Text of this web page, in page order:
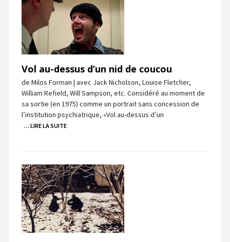
Vol au-dessus d’un nid de coucou
de Milos Forman | avec Jack Nicholson, Louise Fletcher,
William Refield, Will Sampson, etc. Considéré au moment de
sa sortie (en 1975) comme un portrait sans concession de
l’institution psychiatrique, «Vol au-dessus d’un
… LIRE LA SUITE